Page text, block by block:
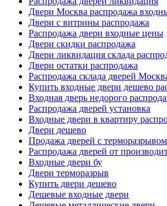
Двери Москва распродажа
Двери с витрины распродажа
Распродажа двери входные цены
Двери скидки распродажа
Двери ликвидация склада
Двери остатки распродажа
Распродажа склада дверей
Купить входные двери дешево
Входная дверь недорого
Распродажа дверей установка
Входные двери в квартиру
Двери дешево
Продажа дверей с терморазрывом
Распродажа дверей от
Входные двери бу
Двери терморазрыв
Купить двери дешево
Дешевые входные двери